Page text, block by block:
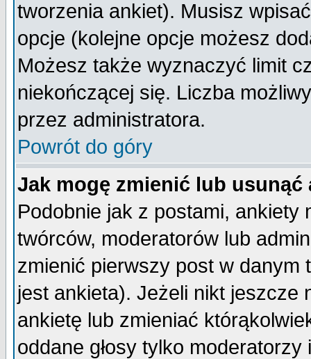
tworzenia ankiet). Musisz
opcje (kolejne opcje możesz
Możesz także wyznaczyć limit
niekończącej się. Liczba
przez administratora.
Powrót do góry
Jak mogę zmienić lub usunąć
Podobnie jak z postami,
twórców, moderatorów lub
zmienić pierwszy post w
jest ankieta). Jeżeli nikt jeszcze
ankietę lub zmieniać
oddane głosy tylko